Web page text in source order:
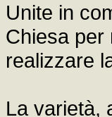
Unite in
Chiesa per
realizzare
La varietà,